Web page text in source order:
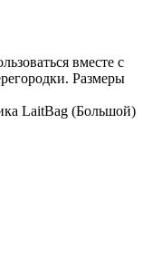
вместе с
Размеры
LaitBag (Большой)